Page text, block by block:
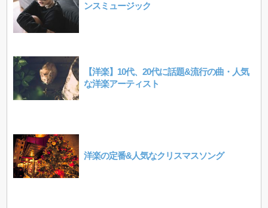
ンスミュージック
【洋楽】10代、20代に話題&流行の曲・人気
な洋楽アーティスト
洋楽の定番&人気なクリスマスソング